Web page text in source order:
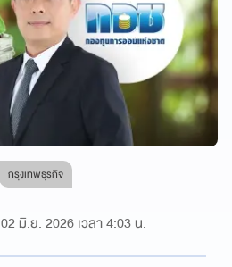
กรุงเทพธุรกิจ
02 มิ.ย. 2026 เวลา 4:03 น.